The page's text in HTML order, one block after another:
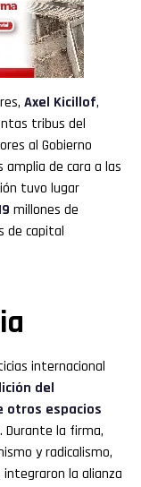
Axel Kicillof,
tribus del
al Gobierno
amplia de cara a las
tuvo lugar
millones de
de capital
internacional
del
otros espacios
Durante la firma,
y radicalismo,
la alianza